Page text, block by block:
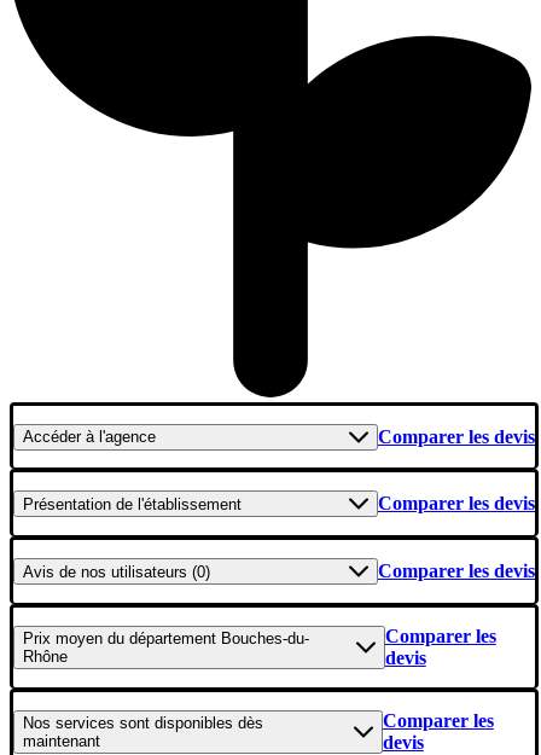
Accéderà l'agence Comparer les devis
Présentation de l'établissement Comparer les devis
Avis de nos utilisateurs (0) Comparer les devis
Prix moyen du département Bouches-du-
Rhône
Comparer les
devis
Nos services sont disponibles dès
maintenant
Comparer les
devis